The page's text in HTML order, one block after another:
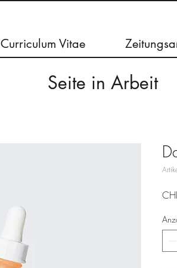
Curriculum Vitae
Seite in Arbeit